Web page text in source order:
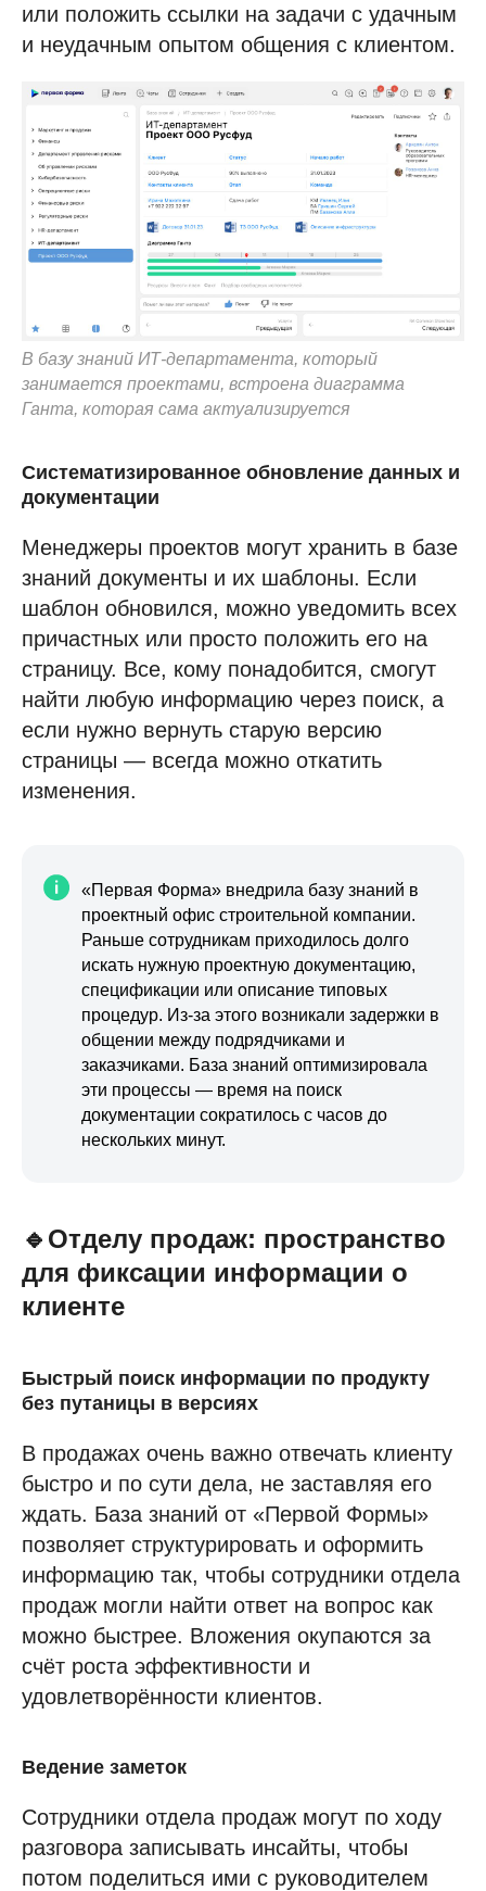
или положить ссылки на задачи с удачным
и неудачным опытом общения с клиентом.
В базу знаний ИТ-департамента, который
занимается проектами, встроена диаграмма
Ганта, которая сама актуализируется
Систематизированное обновление данных и
документации
Менеджеры проектов могут хранить в базе
знаний документы и их шаблоны. Если
шаблон обновился, можно уведомить всех
причастных или просто положить его на
страницу. Все, кому понадобится, смогут
найти любую информацию через поиск, а
если нужно вернуть старую версию
страницы — всегда можно откатить
изменения.
«Первая Форма» внедрила базу знаний в
проектный офис строительной компании.
Раньше сотрудникам приходилось долго
искать нужную проектную документацию,
спецификации или описание типовых
процедур. Из-за этого возникали задержки в
общении между подрядчиками и
заказчиками. База знаний оптимизировала
эти процессы — время на поиск
документации сократилось с часов до
нескольких минут.
🔹Отделу продаж: пространство
для фиксации информации о
клиенте
Быстрый поиск информации по продукту
без путаницы в версиях
В продажах очень важно отвечать клиенту
быстро и по сути дела, не заставляя его
ждать. База знаний от «Первой Формы»
позволяет структурировать и оформить
информацию так, чтобы сотрудники отдела
продаж могли найти ответ на вопрос как
можно быстрее. Вложения окупаются за
счёт роста эффективности и
удовлетворённости клиентов.
Ведение заметок
Сотрудники отдела продаж могут по ходу
разговора записывать инсайты, чтобы
потом поделиться ими с руководителем